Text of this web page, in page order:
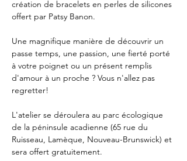
création de bracelets en perles de silicones
offert par Patsy Banon.
Une magnifique manière de découvrir un
passe temps, une passion, une fierté porté
à votre poignet ou un présent remplis
d'amour à un proche ? Vous n'allez pas
regretter!
L'atelier se déroulera au parc écologique
de la péninsule acadienne (65 rue du
Ruisseau, Lamèque, Nouveau-Brunswick) et
sera offert gratuitement.